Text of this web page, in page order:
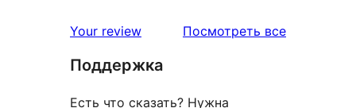
звездный
Your review Посмотреть всеотзывы
Поддержка
Есть что сказать? Нужна